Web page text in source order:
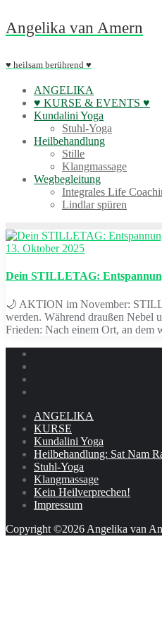
Skip
to
Angelika van Amern
♥ heilsam berührend ♥
ANGELIKA
♥ KURSE & EVENTS ♥
Kundalini Yoga
Stuhl-Yoga
Heilbehandlung
Stille
Klangmassage
Wegbegleitung
Integrales Life
Lindlar spüren
13. Oktober 2025
Dein STILLETAG:
🌙 AKTION im November:
werden. Während draußen Nebel
Frieden: Nach einem Ort, an
ANGELIKA
KURSE
Kundalini Yoga
Heilbehandlung: Sat Nam
Stuhl-Yoga
Klangmassage
Kein Heilverprechen!
Impressum
Copyright ©2026 Angelika van